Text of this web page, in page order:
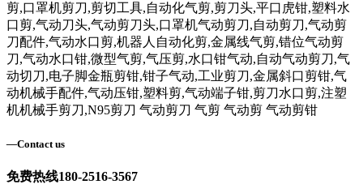
剪,口罩机剪刀,剪切工具,自动化气剪,剪刀头,平口虎钳,塑料水
口剪,气动刀头,气动剪刀头,口罩机气动剪刀,自动剪刀,气动剪
刀配件,气动水口剪,机器人自动化剪,金属线气剪,错位气动剪
刀,气动水口钳,微型气剪,气压剪,水口钳气动,自动气动剪刀,气
动切刀,电子脚金瓶剪钳,钳子气动,工业剪刀,金属斜口剪钳,气
动机械手配件,气动压钳,塑料剪,气动端子钳,剪刀水口剪,注塑
机机械手剪刀,N95剪刀 气动剪刀 气剪 气动剪 气动剪钳
—Contact us
免费热线180-2516-3567